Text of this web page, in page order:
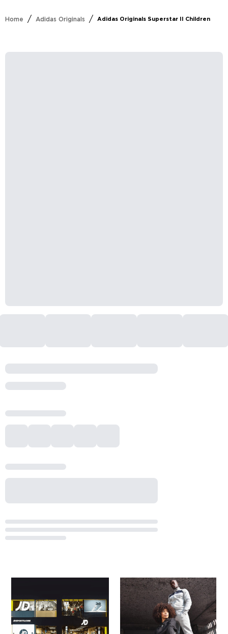
Home / Adidas Originals / Adidas Originals Superstar II Children